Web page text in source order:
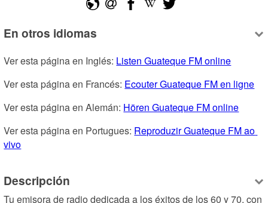
En otros idiomas
Ver esta página en Inglés: Listen Guateque FM online
Ver esta página en Francés: Ecouter Guateque FM en ligne
Ver esta página en Alemán: Hören Guateque FM online
Ver esta página en Portugues: Reproduzir Guateque FM ao
vivo
Descripción
Tu emisora de radio dedicada a los éxitos de los 60 y 70, con